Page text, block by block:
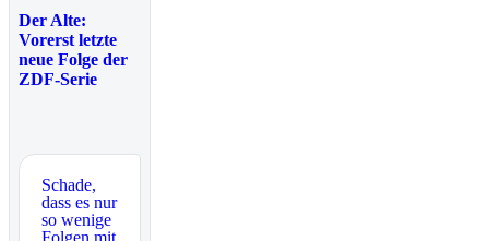
Der Alte:
Vorerst letzte
neue Folge der
ZDF-Serie
Schade,
dass es nur
so wenige
Folgen mit